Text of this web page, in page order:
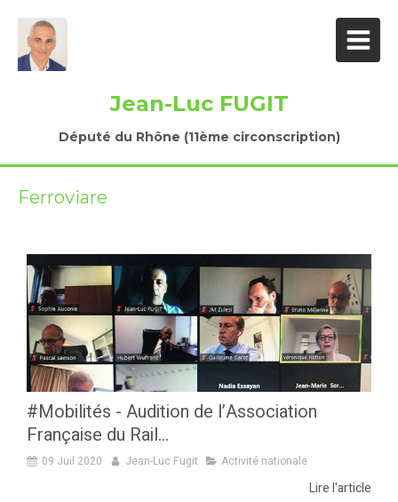
Jean-Luc FUGIT
Député du Rhône (11ème circonscription)
Ferroviare
#Mobilités - Audition de l’Association
Française du Rail...
09 Juil 2020 Jean-Luc Fugit Activité nationale
Lire l'article